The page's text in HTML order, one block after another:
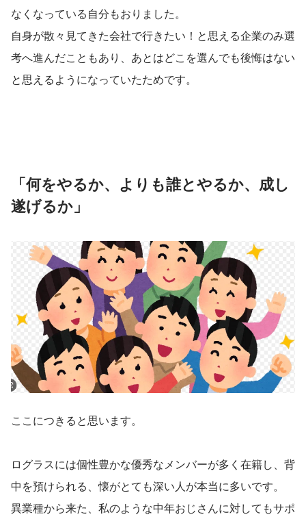
なくなっている自分もおりました。
自身が散々見てきた会社で行きたい！と思える企業のみ選
考へ進んだこともあり、あとはどこを選んでも後悔はない
と思えるようになっていたためです。
「何をやるか、よりも誰とやるか、成し
遂げるか」
ここにつきると思います。
ログラスには個性豊かな優秀なメンバーが多く在籍し、背
中を預けられる、懐がとても深い人が本当に多いです。
異業種から来た、私のような中年おじさんに対してもサポ